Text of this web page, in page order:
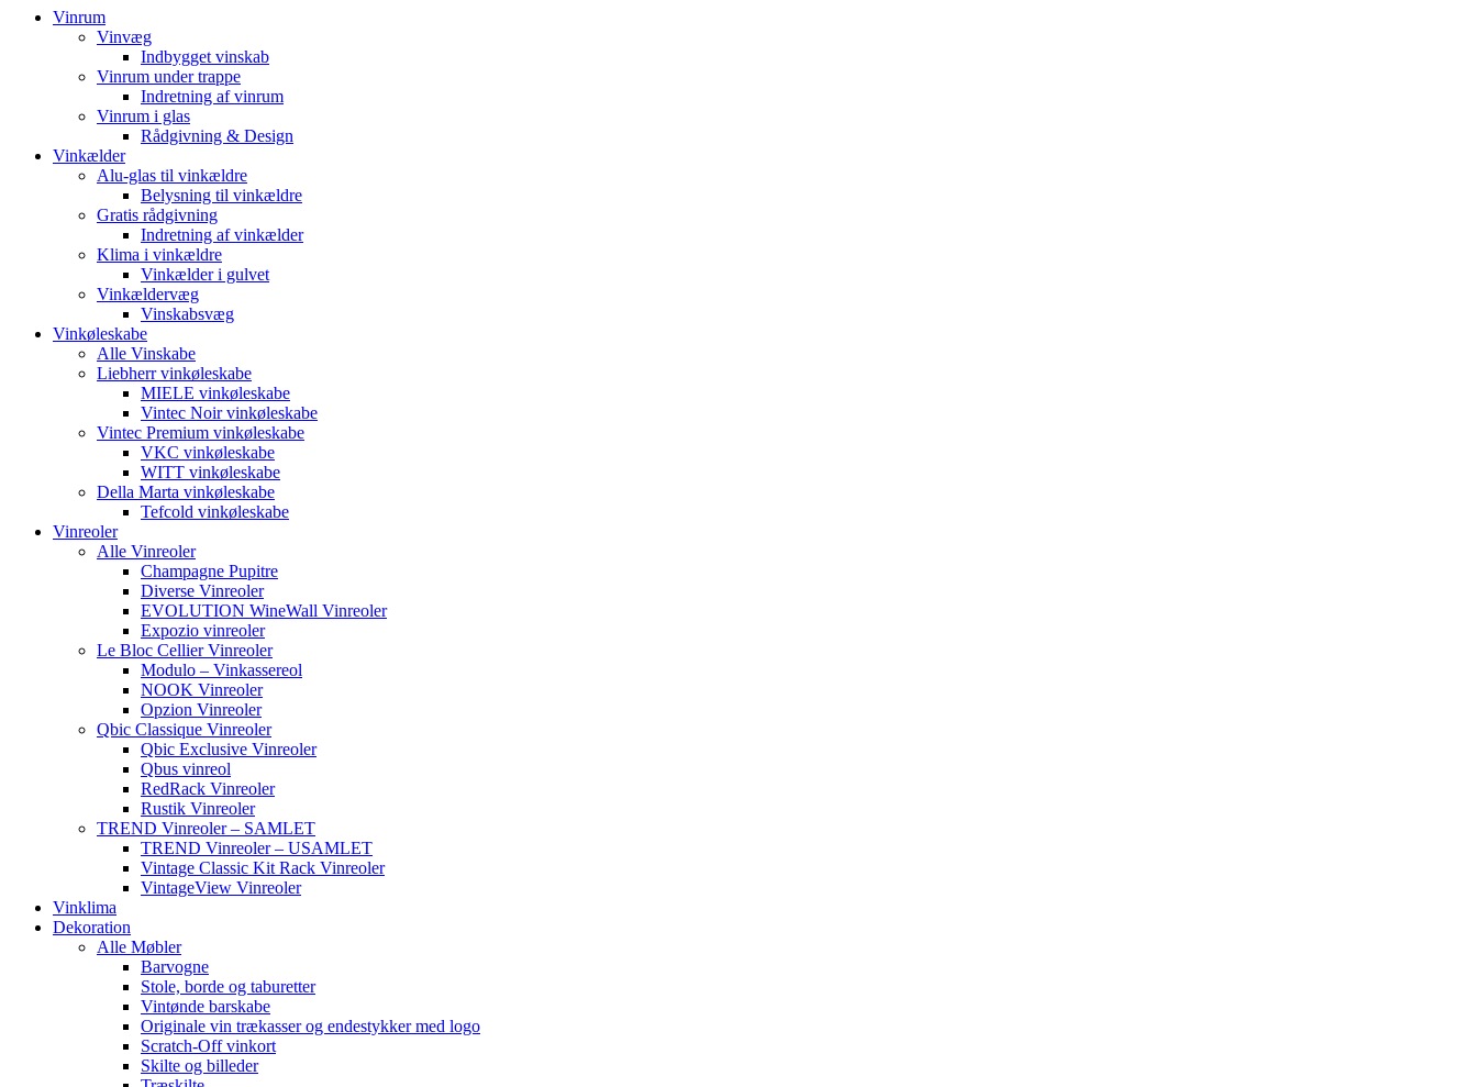
Vinrum
Vinvæg
Indbygget vinskab
Vinrum under trappe
Indretning af vinrum
Vinrum i glas
Rådgivning & Design
Vinkælder
Alu-glas til vinkældre
Belysning til vinkældre
Gratis rådgivning
Indretning af vinkælder
Klima i vinkældre
Vinkælder i gulvet
Vinkældervæg
Vinskabsvæg
Vinkøleskabe
Alle Vinskabe
Liebherr vinkøleskabe
MIELE vinkøleskabe
Vintec Noir vinkøleskabe
Vintec Premium vinkøleskabe
VKC vinkøleskabe
WITT vinkøleskabe
Della Marta vinkøleskabe
Tefcold vinkøleskabe
Vinreoler
Alle Vinreoler
Champagne Pupitre
Diverse Vinreoler
EVOLUTION WineWall Vinreoler
Expozio vinreoler
Le Bloc Cellier Vinreoler
Modulo – Vinkassereol
NOOK Vinreoler
Opzion Vinreoler
Qbic Classique Vinreoler
Qbic Exclusive Vinreoler
Qbus vinreol
RedRack Vinreoler
Rustik Vinreoler
TREND Vinreoler – SAMLET
TREND Vinreoler – USAMLET
Vintage Classic Kit Rack Vinreoler
VintageView Vinreoler
Vinklima
Dekoration
Alle Møbler
Barvogne
Stole, borde og taburetter
Vintønde barskabe
Originale vin trækasser og endestykker med logo
Scratch-Off vinkort
Skilte og billeder